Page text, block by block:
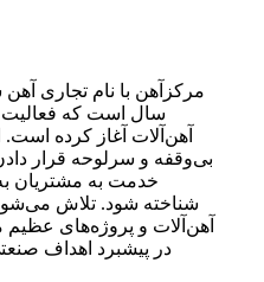
سال است که فعالیت
آهن‌آلات آغاز کرده
بی‌وقفه و سرلوحه قرار
خدمت به مشتریان
شناخته شود. تلاش
آهن‌آلات و پروژه‌های
در پیشبرد اهداف